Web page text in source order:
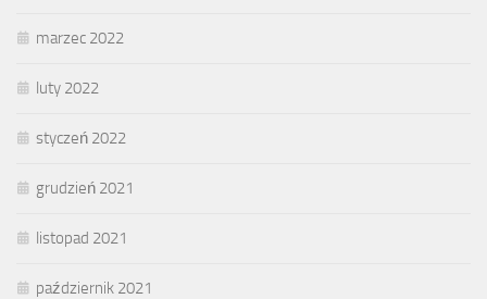
marzec 2022
luty 2022
styczeń 2022
grudzień 2021
listopad 2021
październik 2021